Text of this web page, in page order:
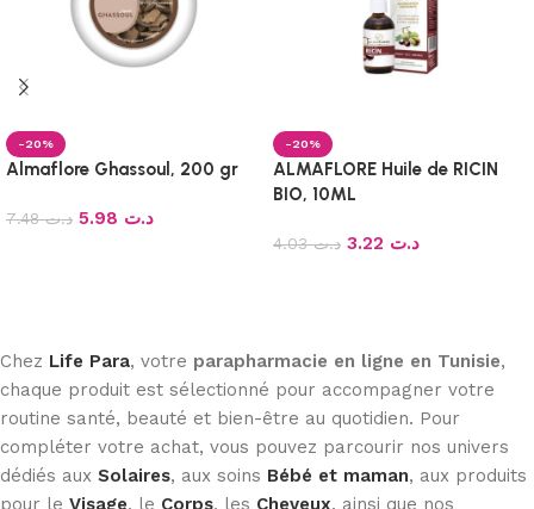
-20%
Almaflore Ghassoul, 200 gr
د.ت7.48 د.ت
-20%
ALMAFLORE Huile de RICIN
BIO, 10ML
د.ت4.03 د.ت
Chez Life Para, votre parapharmacie en ligne en Tunisie,
chaque produit est sélectionné pour accompagner votre
routine santé, beauté et bien-être au quotidien. Pour
compléter votre achat, vous pouvez parcourir nos univers
dédiés aux Solaires, aux soins Bébé et maman, aux produits
pour le Visage, le Corps, les Cheveux, ainsi que nos